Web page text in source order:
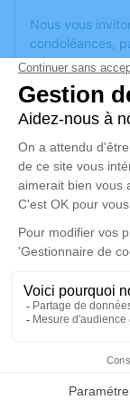
Faire-
Nous vous
condoléances,
anecdote ou
ou des textes.
honorer la
Un service de
mardi
Chapelle
bd